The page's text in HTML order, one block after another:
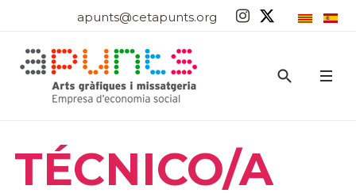
apunts@cetapunts.org
TÉCNICO/A